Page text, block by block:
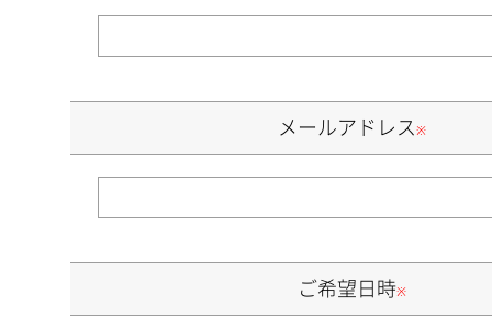
メールアドレス※
ご希望日時※